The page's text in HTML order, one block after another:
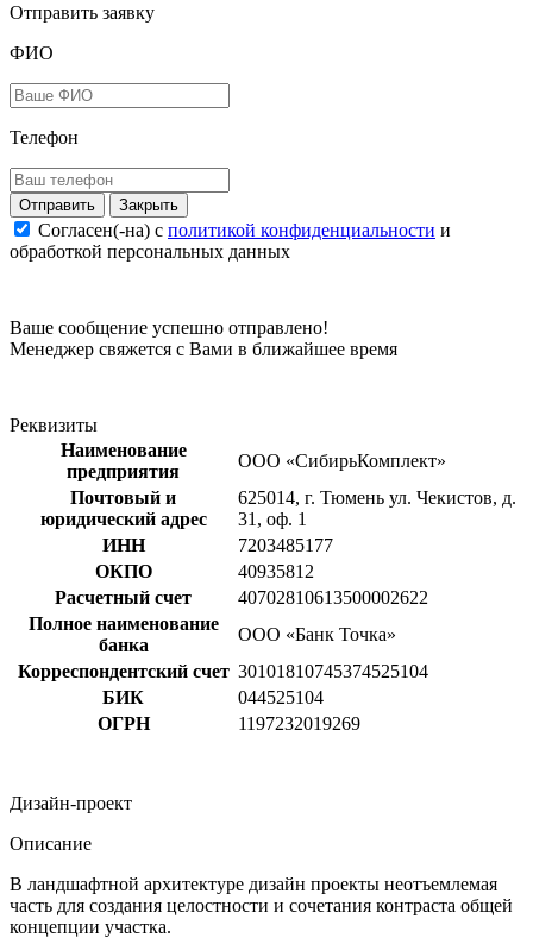
Отправить заявку
ФИО
Телефон
Закрыть
Согласен(-на) c политикой конфиденциальности и
обработкой персональных данных
Ваше сообщение успешно отправлено!
Менеджер свяжется с Вами в ближайшее время
Реквизиты
Наименование
предприятия
ООО «СибирьКомплект»
Почтовый и
юридический адрес
625014, г. Тюмень ул. Чекистов, д.
31, оф. 1
ИНН
7203485177
ОКПО
40935812
Расчетный счет
40702810613500002622
Полное наименование
банка
ООО «Банк Точка»
Корреспондентский счет 30101810745374525104
БИК
044525104
ОГРН
1197232019269
Дизайн-проект
Описание
В ландшафтной архитектуре дизайн проекты неотъемлемая
часть для создания целостности и сочетания контраста общей
концепции участка.